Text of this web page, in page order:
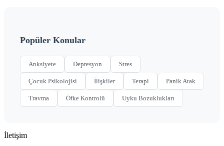
Popüler Konular
Anksiyete Depresyon Stres
Çocuk Psikolojisi İlişkiler Terapi Panik Atak
Travma Öfke Kontrolü Uyku Bozuklukları
İletişim